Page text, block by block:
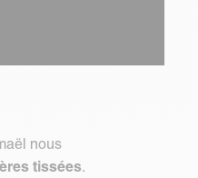
nous
tissées.